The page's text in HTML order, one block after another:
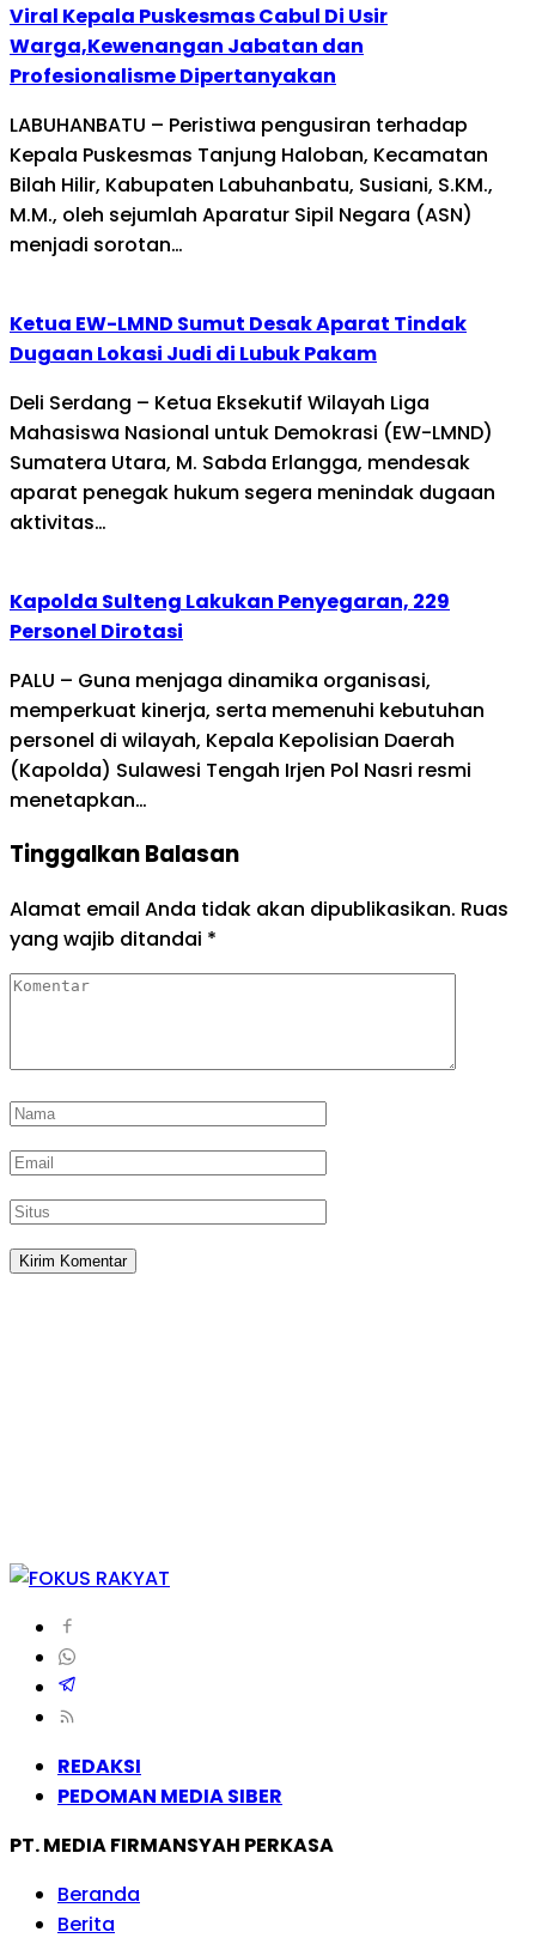
Viral Kepala Puskesmas Cabul Di Usir
Warga,Kewenangan Jabatan dan
Profesionalisme Dipertanyakan
LABUHANBATU – Peristiwa pengusiran terhadap
Kepala Puskesmas Tanjung Haloban, Kecamatan
Bilah Hilir, Kabupaten Labuhanbatu, Susiani, S.KM.,
M.M., oleh sejumlah Aparatur Sipil Negara (ASN)
menjadi sorotan…
Ketua EW-LMND Sumut Desak Aparat Tindak
Dugaan Lokasi Judi di Lubuk Pakam
Deli Serdang – Ketua Eksekutif Wilayah Liga
Mahasiswa Nasional untuk Demokrasi (EW-LMND)
Sumatera Utara, M. Sabda Erlangga, mendesak
aparat penegak hukum segera menindak dugaan
aktivitas…
Kapolda Sulteng Lakukan Penyegaran, 229
Personel Dirotasi
PALU – Guna menjaga dinamika organisasi,
memperkuat kinerja, serta memenuhi kebutuhan
personel di wilayah, Kepala Kepolisian Daerah
(Kapolda) Sulawesi Tengah Irjen Pol Nasri resmi
menetapkan…
Tinggalkan Balasan
Alamat email Anda tidak akan dipublikasikan. Ruas
yang wajib ditandai *
REDAKSI
PEDOMAN MEDIA SIBER
PT. MEDIA FIRMANSYAH PERKASA
Beranda
Berita